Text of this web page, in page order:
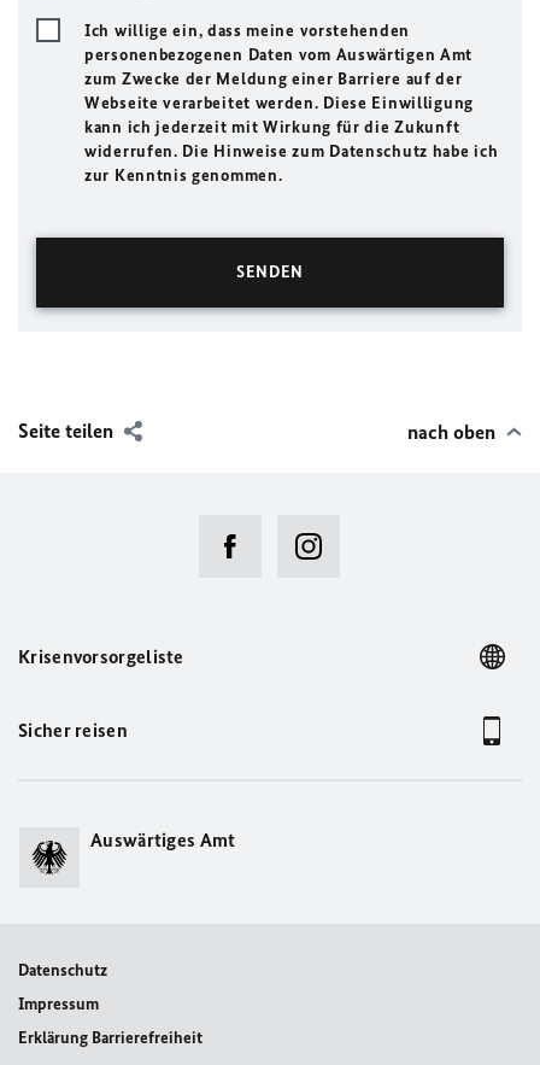
Ich willige ein, dass meine vorstehenden
personenbezogenen Daten vom Auswärtigen Amt
zum Zwecke der Meldung einer Barriere auf der
Webseite verarbeitet werden. Diese Einwilligung
kann ich jederzeit mit Wirkung für die Zukunft
widerrufen. Die Hinweise zum Datenschutz habe ich
zur Kenntnis genommen.
Seite teilen nach oben
Krisenvorsorgeliste
Sicher reisen
Auswärtiges Amt
Datenschutz
Impressum
Erklärung Barrierefreiheit